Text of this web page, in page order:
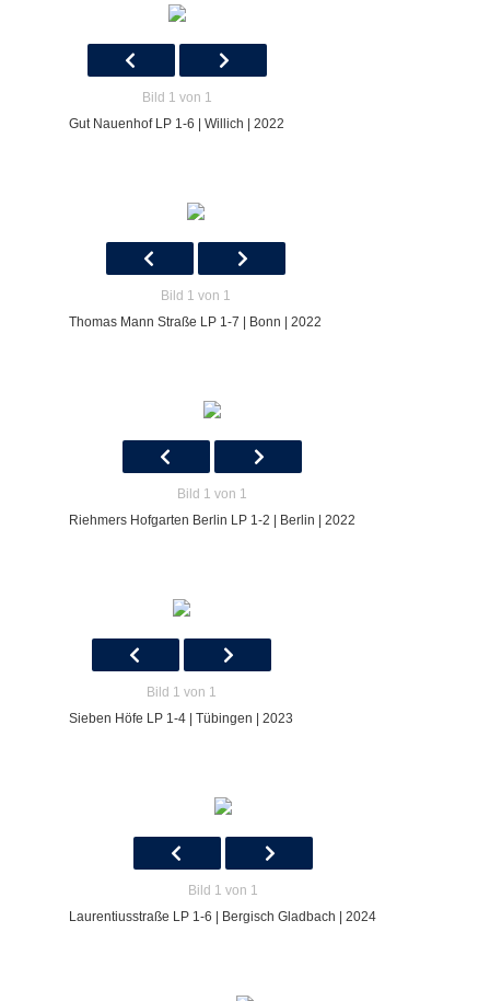
Bild 1 von 1
Gut Nauenhof LP 1-6 | Willich | 2022
Bild 1 von 1
Thomas Mann Straße LP 1-7 | Bonn | 2022
Bild 1 von 1
Riehmers Hofgarten Berlin LP 1-2 | Berlin | 2022
Bild 1 von 1
Sieben Höfe LP 1-4 | Tübingen | 2023
Bild 1 von 1
Laurentiusstraße LP 1-6 | Bergisch Gladbach | 2024